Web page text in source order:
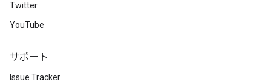
Twitter
YouTube
サポート
Issue Tracker